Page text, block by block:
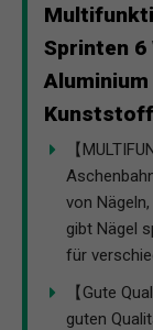
Sprinten 6
【
von
gibt Nägel
für
【Gute
guten